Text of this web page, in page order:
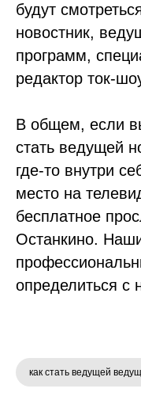
будут
новостник,
программ,
редактор ток-
В общем, если
стать ведущей
где-то внутри
место на
бесплатное
Останкино.
определиться с
как стать ведущей